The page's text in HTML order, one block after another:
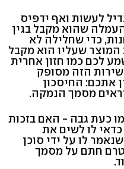
לעשות ואף ידפיס
שהוא מקבל בגין
כדי שחלילה לא
שעליו הוא מקבל
לכם כמו חזון אחרית
הזה מסופק
אתכם: החיסכון
מסמך הנמקה.
כעת גבה - האם בזכות
כדאי לו לשים את
לו על ידי סוכן
חתם על מסמך